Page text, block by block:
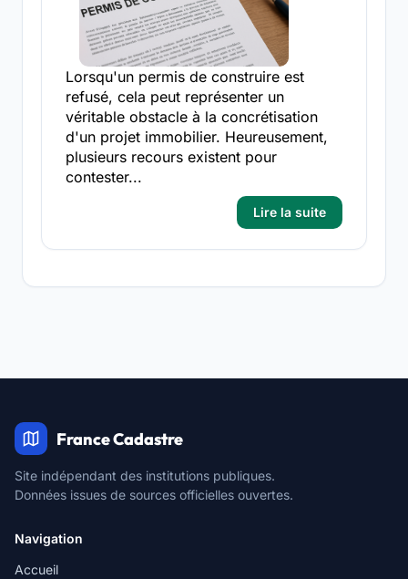
Lorsqu'un permis de construire est
refusé, cela peut représenter un
véritable obstacle à la concrétisation
d'un projet immobilier. Heureusement,
plusieurs recours existent pour
contester...
Lire la suite
France Cadastre
Site indépendant des institutions publiques.
Données issues de sources officielles ouvertes.
Navigation
Accueil